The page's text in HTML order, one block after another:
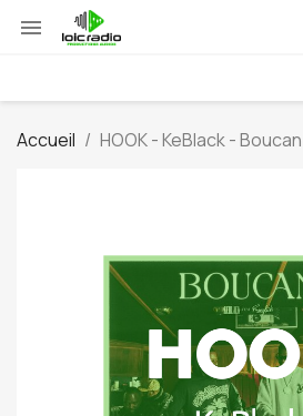

Accueil HOOK - KeBlack -